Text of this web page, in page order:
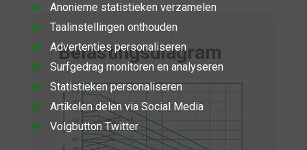
Belastingsdiagram
Anonieme statistieken verzamelen
Taalinstellingen onthouden
Advertenties personaliseren
Surfgedrag monitoren en analyseren
Statistieken personaliseren
Artikelen delen via Social Media
Volgbutton Twitter